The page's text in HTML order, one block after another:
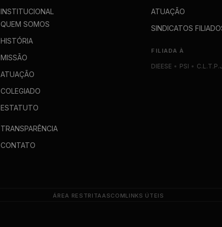
INSTITUCIONAL
QUEM SOMOS
HISTÓRIA
MISSÃO
ATUAÇÃO
COLEGIADO
ESTATUTO
TRANSPARÊNCIA
CONTATO
ATUAÇÃO
SINDICATOS
FILIADA À
DIEESE • PSI •
ÁREA RESTRITA ASCOMLINKS ÚTEIS